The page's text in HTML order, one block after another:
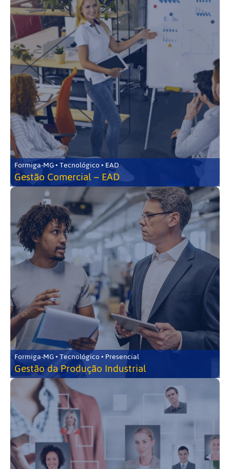
Formiga-MG • Tecnológico • EAD
Gestão Comercial – EAD
Formiga-MG • Tecnológico • Presencial
Gestão da Produção Industrial